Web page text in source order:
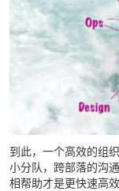
到此，一个高效的组
小分队，跨部落的沟
相帮助才是更快速高效